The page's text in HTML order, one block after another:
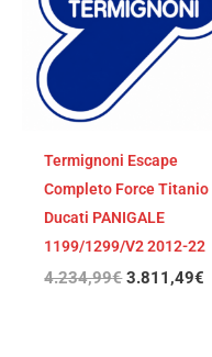
Termignoni Escape
Completo Force Titanio
Ducati PANIGALE
1199/1299/V2 2012-22
4.234,99€
4.234,99€.
3.811,49€